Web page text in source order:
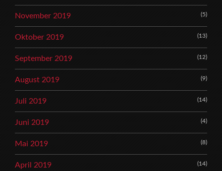
November 2019 (5)
Oktober 2019 (13)
September 2019 (12)
August 2019 (9)
Juli 2019 (14)
Juni 2019 (4)
Mai 2019 (8)
April 2019 (14)